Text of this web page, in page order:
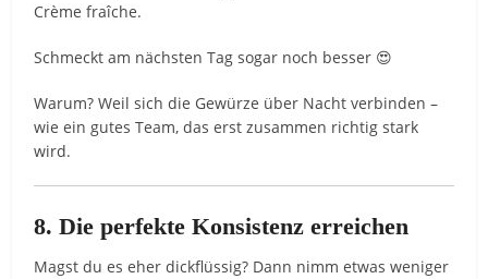
Crème fraîche.
Schmeckt am nächsten Tag sogar noch besser 😍
Warum? Weil sich die Gewürze über Nacht verbinden –
wie ein gutes Team, das erst zusammen richtig stark
wird.
8. Die perfekte Konsistenz erreichen
Magst du es eher dickflüssig? Dann nimm etwas weniger